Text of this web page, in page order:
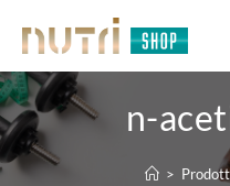
n-
>